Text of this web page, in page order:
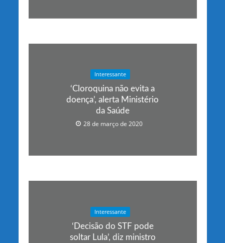
Interessante
‘Cloroquina não evita a
doença’, alerta Ministério
da Saúde
28 de março de 2020
Interessante
‘Decisão do STF pode
soltar Lula’, diz ministro